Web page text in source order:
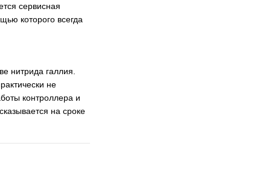
сервисная
которого всегда
нитрида галлия.
не
контроллера и
на сроке